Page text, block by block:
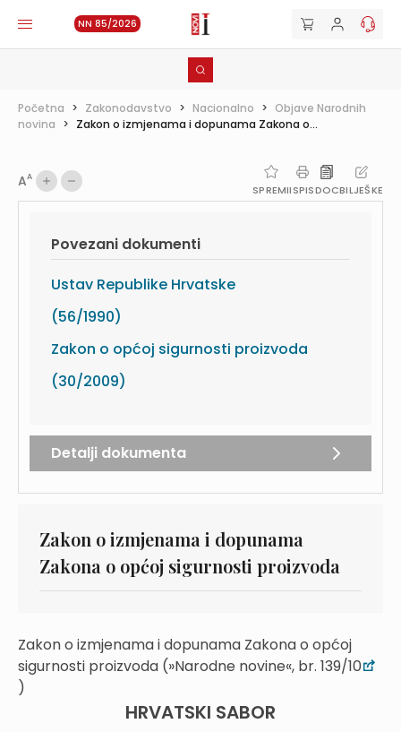
NN 85/2026
Početna > Zakonodavstvo > Nacionalno > Objave Narodnih
novina > Zakon o izmjenama i dopunama Zakona o...
AA
SPREMIISPISDOCBILJEŠKE
Povezani dokumenti
Ustav Republike Hrvatske
(56/1990)
Zakon o općoj sigurnosti proizvoda
(30/2009)
Detalji dokumenta
Zakon o izmjenama i dopunama
Zakona o općoj sigurnosti proizvoda
Zakon o izmjenama i dopunama Zakona o općoj
sigurnosti proizvoda (»Narodne novine«, br. 139/10
)
HRVATSKI SABOR